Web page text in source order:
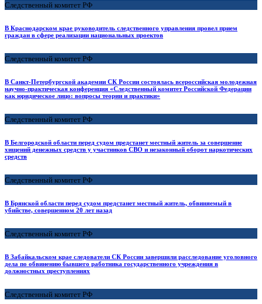
Следственный комитет РФ
В Краснодарском крае руководитель следственного управления провел прием
граждан в сфере реализации национальных проектов
Следственный комитет РФ
В Санкт-Петербургской академии СК России состоялась всероссийская молодежная
научно-практическая конференция «Следственный комитет Российской Федерации
как юридическое лицо: вопросы теории и практики»
Следственный комитет РФ
В Белгородской области перед судом предстанет местный житель за совершение
хищений денежных средств у участников СВО и незаконный оборот наркотических
средств
Следственный комитет РФ
В Брянской области перед судом предстанет местный житель, обвиняемый в
убийстве, совершенном 20 лет назад
Следственный комитет РФ
В Забайкальском крае следователи СК России завершили расследование уголовного
дела по обвинению бывшего работника государственного учреждения в
должностных преступлениях
Следственный комитет РФ